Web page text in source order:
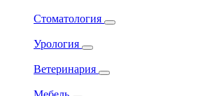
Стоматология
Урология
Ветеринария